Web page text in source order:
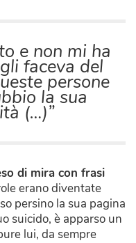
e non mi ha
faceva del
persone
la sua
(…)”
di mira con frasi
erano diventate
persino la sua pagina
suicido, è apparso un
lui, da sempre